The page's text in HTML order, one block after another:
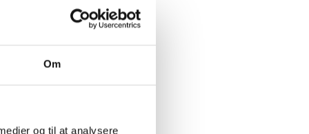
Om
og til at analysere